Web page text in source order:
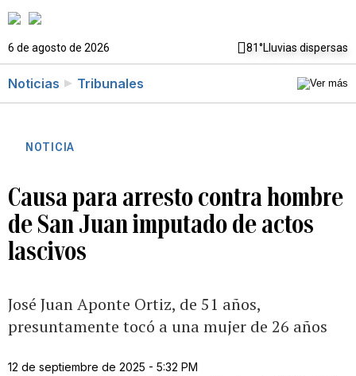
6 de agosto de 2026 81°Lluvias dispersas
Noticias Tribunales
NOTICIA
Causa para arresto contra hombre
de San Juan imputado de actos
lascivos
José Juan Aponte Ortiz, de 51 años,
presuntamente tocó a una mujer de 26 años
12 de septiembre de 2025 - 5:32 PM